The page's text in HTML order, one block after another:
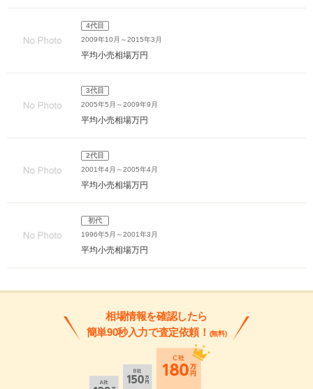
4代目
2009年10月～2015年3月
平均小売相場万円
3代目
2005年5月～2009年9月
平均小売相場万円
2代目
2001年4月～2005年4月
平均小売相場万円
初代
1996年5月～2001年3月
平均小売相場万円
相場情報を確認したら
簡単90秒入力で査定依頼！ (無料)